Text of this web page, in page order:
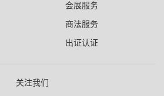
会展服务
商法服务
出证认证
关注我们